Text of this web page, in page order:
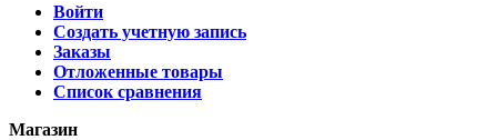
Войти
Создать учетную запись
Заказы
Отложенные товары
Список сравнения
Магазин